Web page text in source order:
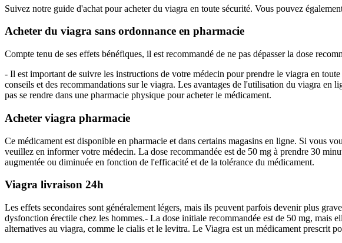
Suivez notre guide d'achat pour acheter du viagra en toute sécurité. Vous pouvez
Acheter du viagra sans ordonnance en pharmacie
Compte tenu de ses effets bénéfiques, il est recommandé de ne pas dépasser la dose
- Il est important de suivre les instructions de votre médecin pour prendre le viagra en
conseils et des recommandations sur le viagra. Les avantages de l'utilisation du viagra
pas se rendre dans une pharmacie physique pour acheter le médicament.
Acheter viagra pharmacie
Ce médicament est disponible en pharmacie et dans certains magasins en ligne. Si vous
veuillez en informer votre médecin. La dose recommandée est de 50 mg à prendre 30
augmentée ou diminuée en fonction de l'efficacité et de la tolérance du médicament.
Viagra livraison 24h
Les effets secondaires sont généralement légers, mais ils peuvent parfois devenir plus
dysfonction érectile chez les hommes.- La dose initiale recommandée est de 50 mg,
alternatives au viagra, comme le cialis et le levitra. Le Viagra est un médicament prescrit